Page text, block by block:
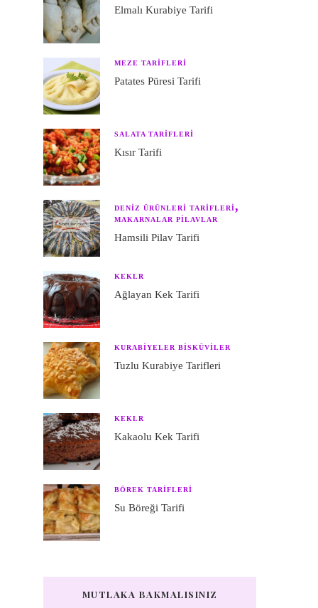
Elmalı Kurabiye Tarifi
MEZE TARIFLERI
Patates Püresi Tarifi
SALATA TARIFLERI
Kısır Tarifi
DENIZ ÜRÜNLERI TARIFLERI
MAKARNALAR PILAVLAR
Hamsili Pilav Tarifi
KEKLR
Ağlayan Kek Tarifi
KURABIYELER BISKÜVILER
Tuzlu Kurabiye Tarifleri
KEKLR
Kakaolu Kek Tarifi
BÖREK TARIFLERI
Su Böreği Tarifi
MUTLAKA BAKMALISINIZ